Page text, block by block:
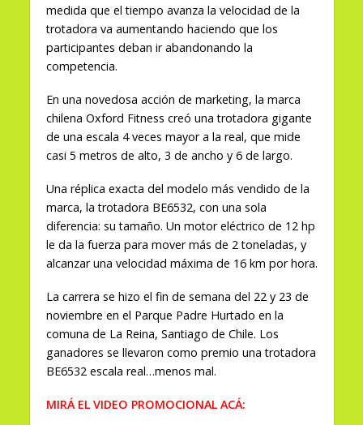
medida que el tiempo avanza la velocidad de la
trotadora va aumentando haciendo que los
participantes deban ir abandonando la
competencia.
En una novedosa acción de marketing, la marca
chilena Oxford Fitness creó una trotadora gigante
de una escala 4 veces mayor a la real, que mide
casi 5 metros de alto, 3 de ancho y 6 de largo.
Una réplica exacta del modelo más vendido de la
marca, la trotadora BE6532, con una sola
diferencia: su tamaño. Un motor eléctrico de 12 hp
le da la fuerza para mover más de 2 toneladas, y
alcanzar una velocidad máxima de 16 km por hora.
La carrera se hizo el fin de semana del 22 y 23 de
noviembre en el Parque Padre Hurtado en la
comuna de La Reina, Santiago de Chile. Los
ganadores se llevaron como premio una trotadora
BE6532 escala real…menos mal.
MIRÁ EL VIDEO PROMOCIONAL ACÁ: